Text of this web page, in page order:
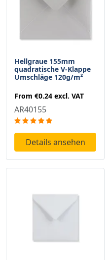
Hellgraue 155mm
quadratische V-Klappe
Umschläge 120g/m²
From €0.24 excl. VAT
AR40155
Details ansehen